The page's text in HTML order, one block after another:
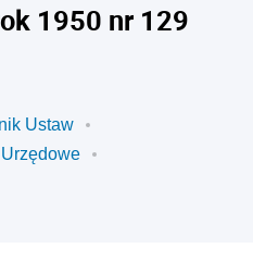
1950 nr 129
Ustaw